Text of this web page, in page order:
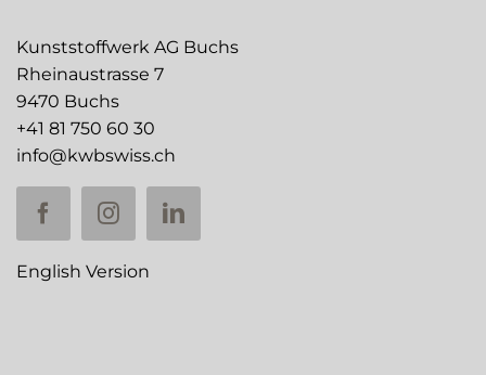
Kunststoffwerk AG Buchs
Rheinaustrasse 7
9470 Buchs
+41 81 750 60 30
info@kwbswiss.ch
English Version